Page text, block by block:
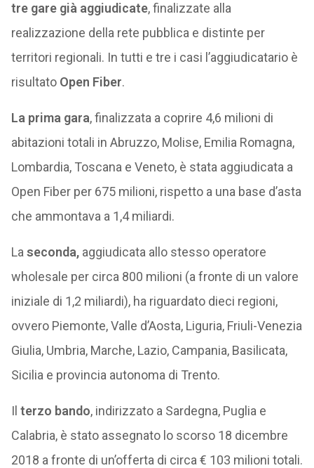
tre gare già aggiudicate, finalizzate alla
realizzazione della rete pubblica e distinte per
territori regionali. In tutti e tre i casi l’aggiudicatario è
risultatoOpen Fiber.
La prima gara, finalizzata a coprire 4,6 milioni di
abitazioni totali in Abruzzo, Molise, Emilia Romagna,
Lombardia, Toscana e Veneto, è stata aggiudicata a
Open Fiber per 675 milioni, rispetto a una base d’asta
che ammontava a 1,4 miliardi.
La seconda,aggiudicata allo stesso operatore
wholesale per circa 800 milioni (a fronte di un valore
iniziale di 1,2 miliardi), ha riguardato dieci regioni,
ovvero Piemonte, Valle d’Aosta, Liguria, Friuli-Venezia
Giulia, Umbria, Marche, Lazio, Campania, Basilicata,
Sicilia e provincia autonoma di Trento.
Il terzo bando, indirizzato a Sardegna, Puglia e
Calabria, è stato assegnato lo scorso 18 dicembre
2018 a fronte di un’offerta di circa € 103 milioni totali.